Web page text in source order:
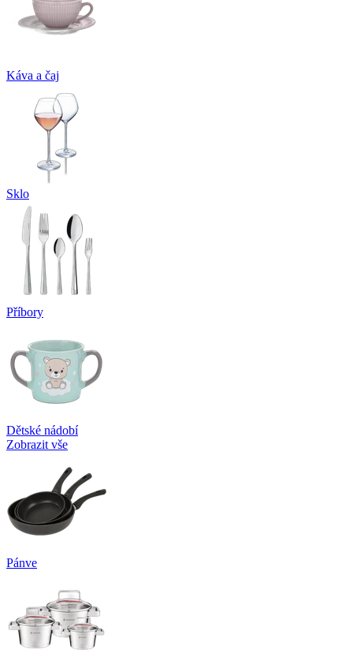
Káva a čaj
Sklo
Příbory
Dětské nádobí
Zobrazit vše
Pánve